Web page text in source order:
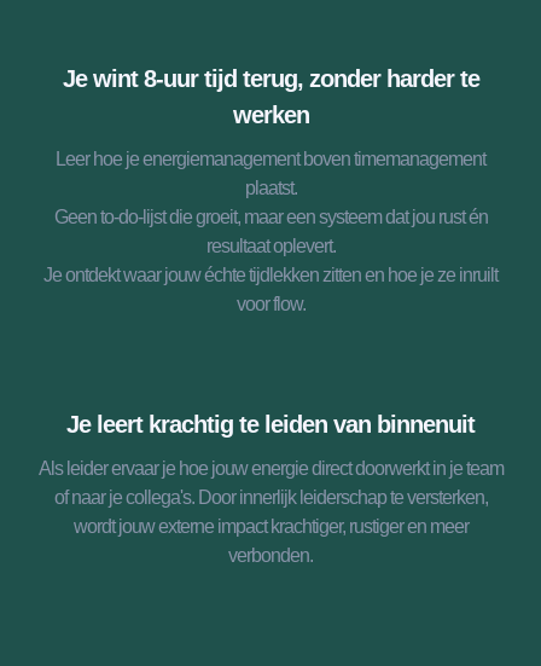
Je wint 8-uur tijd terug, zonder harder te
werken
Leer hoe je energiemanagement boven timemanagement
plaatst.
Geen to-do-lijst die groeit, maar een systeem dat jou rust én
resultaat oplevert.
Je ontdekt waar jouw échte tijdlekken zitten en hoe je ze inruilt
voor flow.
Je leert krachtig te leiden van binnenuit
Als leider ervaar je hoe jouw energie direct doorwerkt in je team
of naar je collega's. Door innerlijk leiderschap te versterken,
wordt jouw externe impact krachtiger, rustiger en meer
verbonden.